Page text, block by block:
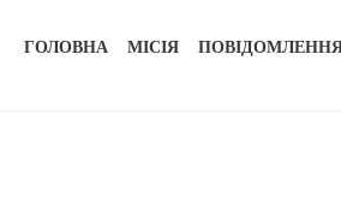
ГОЛОВНА МІСІЯ